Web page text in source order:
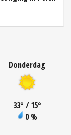
Donderdag
33° / 15°
0 %